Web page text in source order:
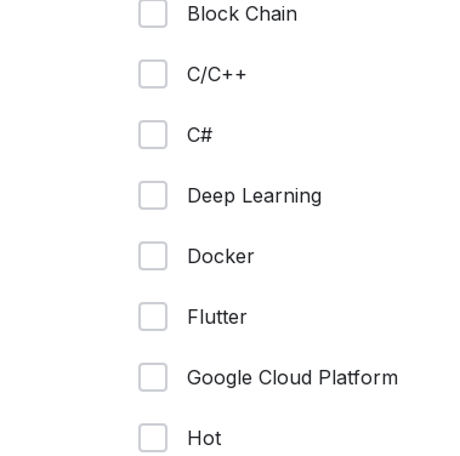
Block Chain
C/C++
C#
Deep Learning
Docker
Flutter
Google Cloud Platform
Hot